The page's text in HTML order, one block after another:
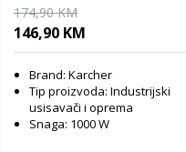
174,90 KM
146,90 KM
Brand: Karcher
Tip proizvoda: Industrijski
usisavači i oprema
Snaga: 1000 W